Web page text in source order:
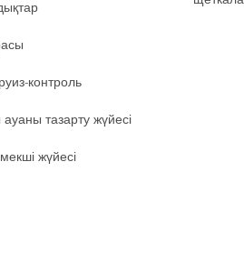
контроль
тазарту жүйесі
жүйесі